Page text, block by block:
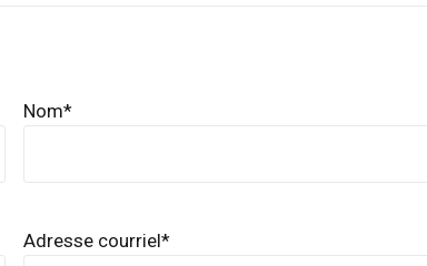
Nom*
Adresse courriel*